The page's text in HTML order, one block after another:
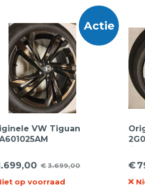
Actie
VW Tiguan
Velgen
+ Pirelli 255 45 19
Seal Inside
€3.699,00
op voorraad
€